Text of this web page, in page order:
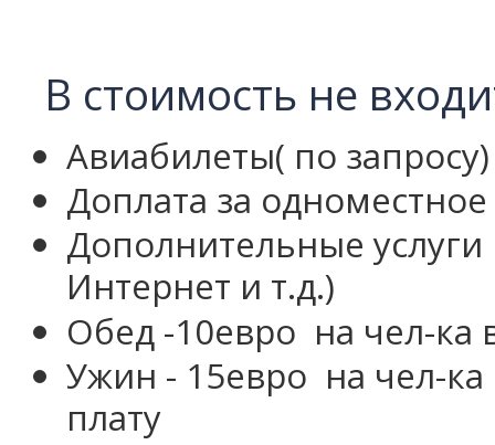
В стоимость не
Авиабилеты( по запросу)
Доплата за
Дополнительные
Интернет и т.д.)
Обед -10евро на чел-ка
Ужин - 15евро на чел-ка
плату